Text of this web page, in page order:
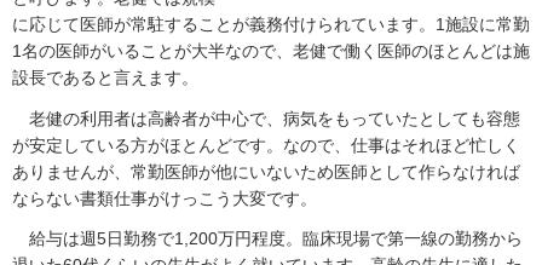
に応じて医師が常駐することが義務付けられています。1施設に常勤
1名の医師がいることが大半なので、老健で働く医師のほとんどは施
設長であると言えます。
老健の利用者は高齢者が中心で、病気をもっていたとしても容態
が安定している方がほとんどです。なので、仕事はそれほど忙しく
ありませんが、常勤医師が他にいないため医師として作らなければ
ならない書類仕事がけっこう大変です。
給与は週5日勤務で1,200万円程度。臨床現場で第一線の勤務から